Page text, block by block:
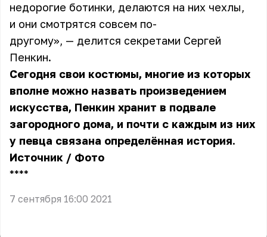
недорогие ботинки, делаются на них чехлы,
и они смотрятся совсем по-
другому», — делится секретами Сергей
Пенкин.
Сегодня свои костюмы, многие из которых
вполне можно назвать произведением
искусства, Пенкин хранит в подвале
загородного дома, и почти с каждым из них
у певца связана определённая история.
Источник / Фото
** **
7 сентября 16:00 2021